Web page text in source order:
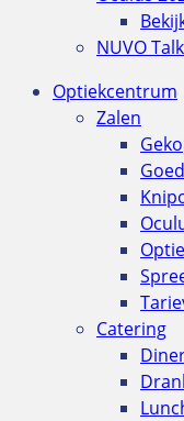
NUVO Talk
Optiekcentrum
Zalen
Catering